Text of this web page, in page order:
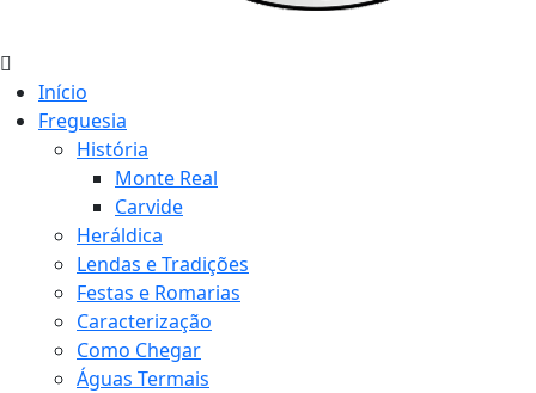
Início
Freguesia
História
Monte Real
Carvide
Heráldica
Lendas e Tradições
Festas e Romarias
Caracterização
Como Chegar
Águas Termais